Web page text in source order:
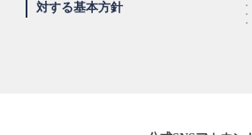
対する基本方針